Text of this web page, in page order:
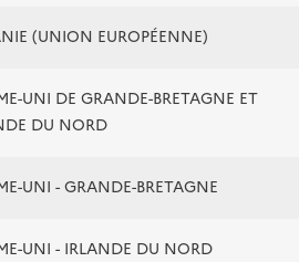
(UNION EUROPÉENNE)
UNI DE GRANDE-BRETAGNE ET
DU NORD
UNI - GRANDE-BRETAGNE
UNI - IRLANDE DU NORD